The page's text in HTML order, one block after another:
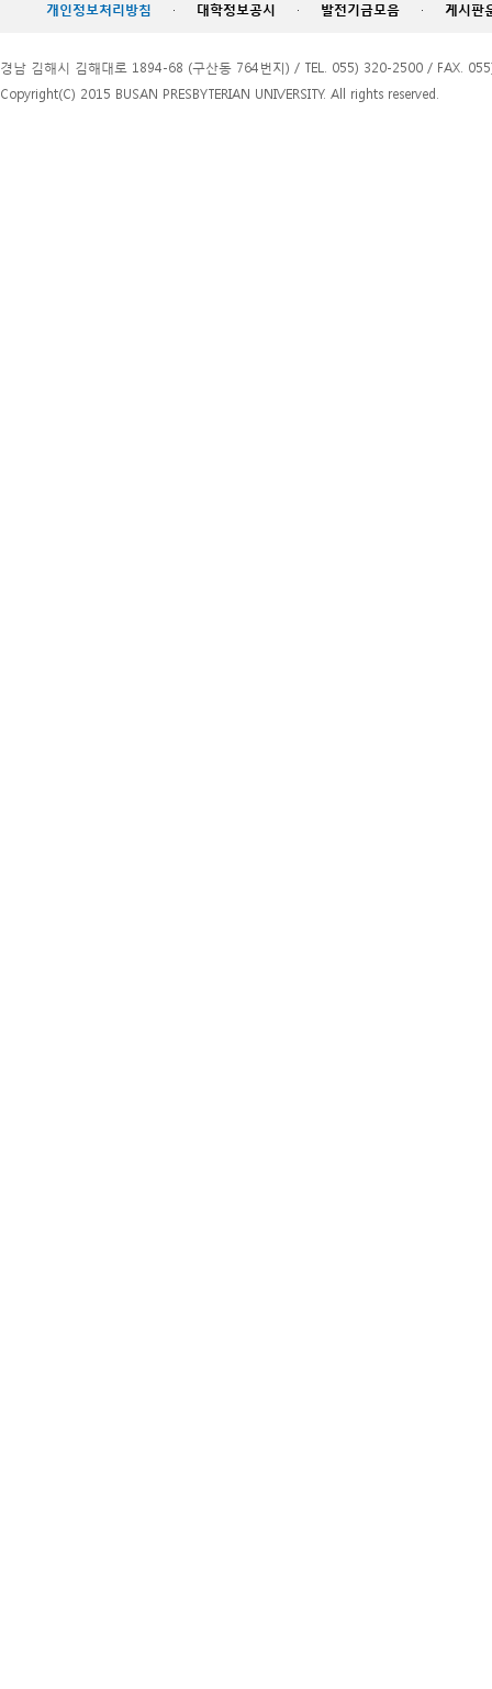
개인정보처리방침 · 대학정보공시 · 발전기금모음 · 게시판
경남 김해시 김해대로 1894-68 (구산동 764번지) / TEL. 055) 320-2500 / FAX.
Copyright(C) 2015 BUSAN PRESBYTERIAN UNIVERSITY. All rights reserved.